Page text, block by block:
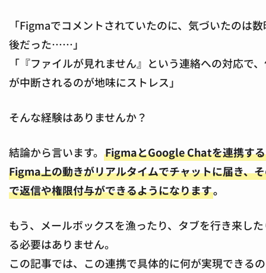
「Figmaでコメントされていたのに、気づいたのは
後だった……」
「『ファイルが見れません』という連絡への対応で
が中断されるのが地味にストレス」
そんな経験はありませんか？
結論から言います。 FigmaとGoogle Chatを連携す
Figma上の動きがリアルタイムでチャットに届き、
で返信や権限付与ができるようになります。
もう、メールボックスを漁ったり、タブを行き来し
る必要はありません。
この記事では、この連携で具体的に何が実現できる